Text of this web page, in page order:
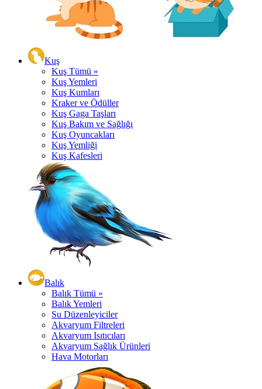
Kuş
Kuş Tümü »
Kuş Yemleri
Kuş Kumları
Kraker ve Ödüller
Kuş Gaga Taşları
Kuş Bakım ve Sağlığı
Kuş Oyuncakları
Kuş Yemliği
Kuş Kafesleri
Balık
Balık Tümü »
Balık Yemleri
Su Düzenleyiciler
Akvaryum Filtreleri
Akvaryum Isıtıcıları
Akvaryum Sağlık Ürünleri
Hava Motorları